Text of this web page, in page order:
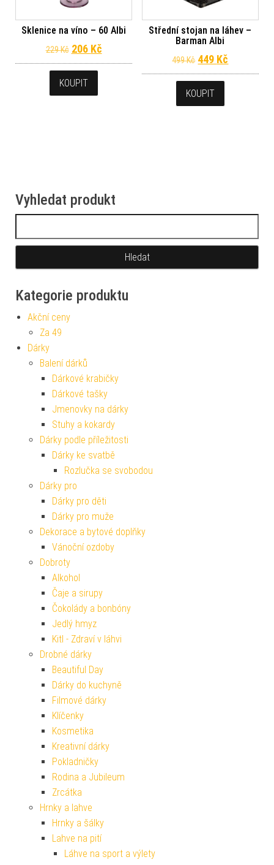
Sklenice na víno – 60 Albi
229Kč Původní cena byla: 229 Kč.
206 KčAktuální cena je: 206 Kč.
KOUPIT
Střední stojan na láhev –
Barman Albi
499Kč Původní cena
449 Kč
KOUPIT
Vyhledat produkt
Kategorie produktu
Akční ceny
Za 49
Dárky
Balení dárků
Dárkové krabičky
Dárkové tašky
Jmenovky na dárky
Stuhy a kokardy
Dárky podle příležitosti
Dárky ke svatbě
Rozlučka se svobodou
Dárky pro
Dárky pro děti
Dárky pro muže
Dekorace a bytové doplňky
Vánoční ozdoby
Dobroty
Alkohol
Čaje a sirupy
Čokolády a bonbóny
Jedlý hmyz
Kitl - Zdraví v láhvi
Drobné dárky
Beautiful Day
Dárky do kuchyně
Filmové dárky
Klíčenky
Kosmetika
Kreativní dárky
Pokladničky
Rodina a Jubileum
Zrcátka
Hrnky a lahve
Hrnky a šálky
Lahve na pití
Láhve na sport a výlety